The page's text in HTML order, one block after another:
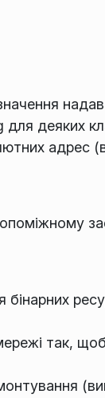
для деяких
адрес
так,